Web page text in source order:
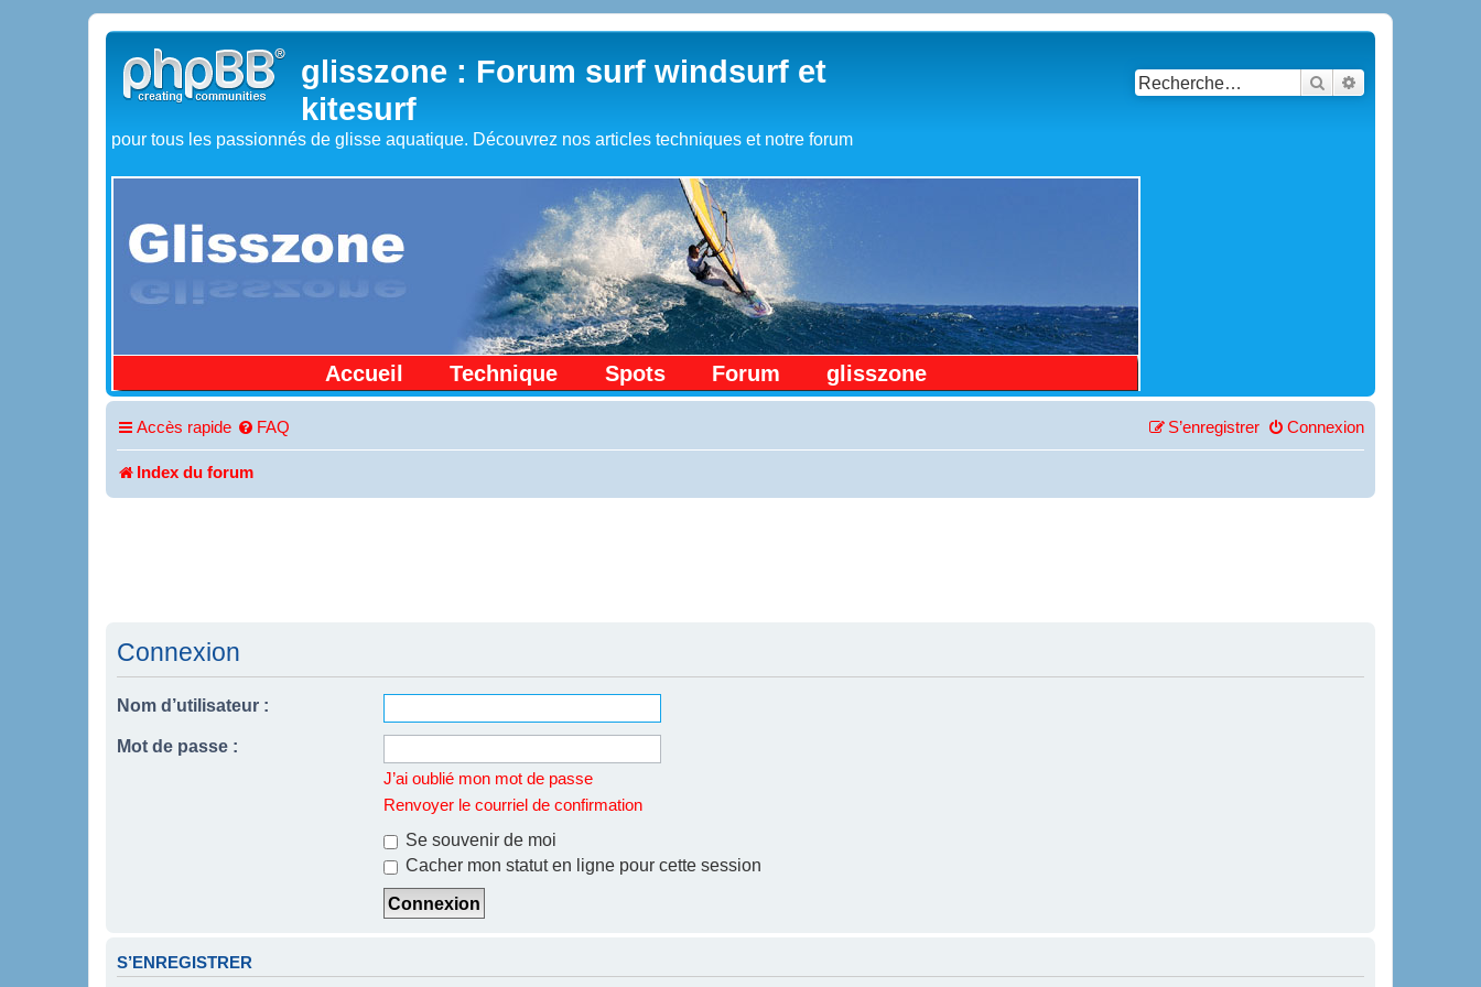
glisszone : Forum surf windsurf et
kitesurf
pour tous les passionnés de glisse aquatique. Découvrez nos articles techniques et notre forum
Accueil Technique Spots Forum glisszone
Rechercher
Accès rapide FAQ Connexion
S’enregistrer
Index du forum
Connexion
Nom d’utilisateur :
Mot de passe :
J’ai oublié mon mot de passe
Renvoyer le courriel de confirmation
Se souvenir de moi
Cacher mon statut en ligne pour cette session
S’ENREGISTRER